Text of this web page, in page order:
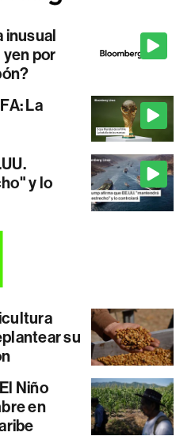
inusual
por
La
y lo
su
Niño
en